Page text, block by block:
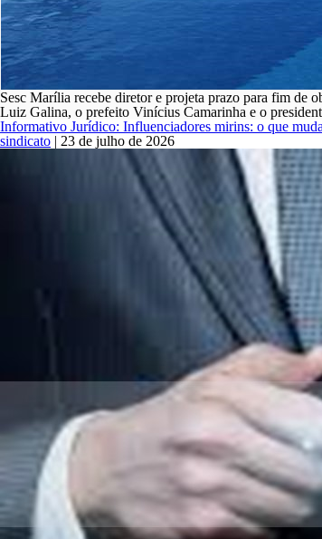
Sesc Marília recebe diretor e projeta prazo para fim de
Luiz Galina, o prefeito Vinícius Camarinha e o
Informativo Jurídico: Influenciadores mirins: o que
sindicato | 23 de julho de 2026